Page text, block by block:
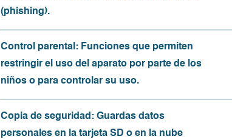
(phishing).
Control parental: Funciones que permiten
restringir el uso del aparato por parte de los
niños o para controlar su uso.
Copia de seguridad: Guardas datos
personales en la tarjeta SD o en la nube